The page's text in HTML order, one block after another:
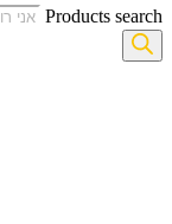
Products search